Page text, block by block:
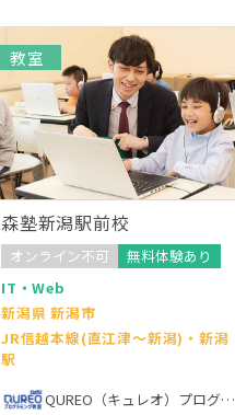
教室
森塾新潟駅前校
オンライン不可
無料体験あり
IT・Web
新潟県 新潟市
JR信越本線(直江津～新潟)・新潟
駅
QUREO（キュレオ）プログラミング教室